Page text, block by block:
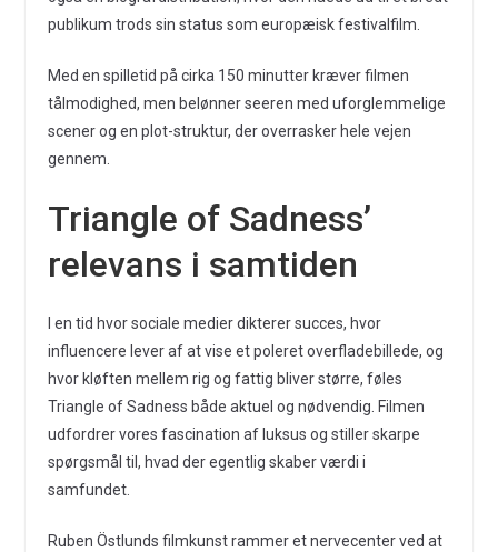
publikum trods sin status som europæisk festivalfilm.
Med en spilletid på cirka 150 minutter kræver filmen
tålmodighed, men belønner seeren med uforglemmelige
scener og en plot-struktur, der overrasker hele vejen
gennem.
Triangle of Sadness’
relevans i samtiden
I en tid hvor sociale medier dikterer succes, hvor
influencere lever af at vise et poleret overfladebillede, og
hvor kløften mellem rig og fattig bliver større, føles
Triangle of Sadness både aktuel og nødvendig. Filmen
udfordrer vores fascination af luksus og stiller skarpe
spørgsmål til, hvad der egentlig skaber værdi i
samfundet.
Ruben Östlunds filmkunst rammer et nervecenter ved at